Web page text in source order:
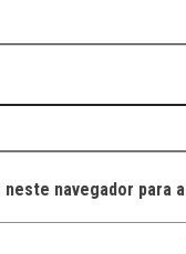
neste navegador para